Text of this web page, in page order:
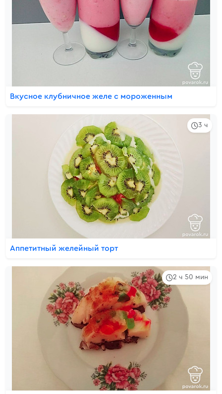
Вкусное клубничное желе с мороженным
3 ч
Аппетитный желейный торт
2 ч 50 мин